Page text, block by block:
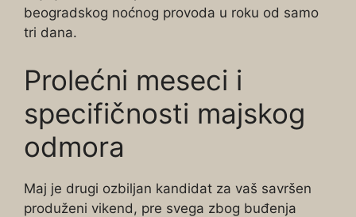
beogradskog noćnog provoda u roku od samo
tri dana.
Prolećni meseci i
specifičnosti majskog
odmora
Maj je drugi ozbiljan kandidat za vaš savršen
produženi vikend, pre svega zbog buđenja